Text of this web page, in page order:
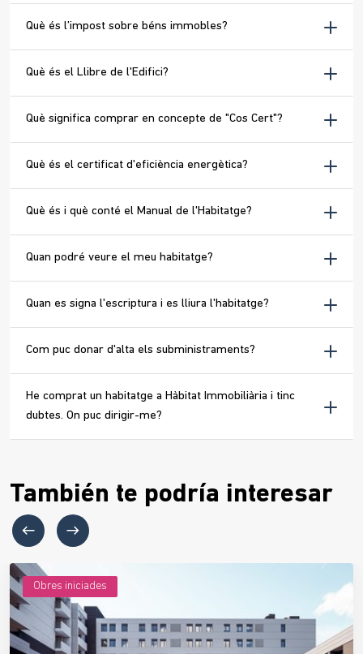
Què és l’impost sobre béns immobles?
Què és el Llibre de l'Edifici?
Què significa comprar en concepte de "Cos Cert"?
Què és el certificat d'eficiència energètica?
Què és i què conté el Manual de l'Habitatge?
Quan podré veure el meu habitatge?
Quan es signa l'escriptura i es lliura l'habitatge?
Com puc donar d'alta els subministraments?
He comprat un habitatge a Hàbitat Immobiliària i tinc
dubtes. On puc dirigir-me?
También te podría interesar
Obres iniciades